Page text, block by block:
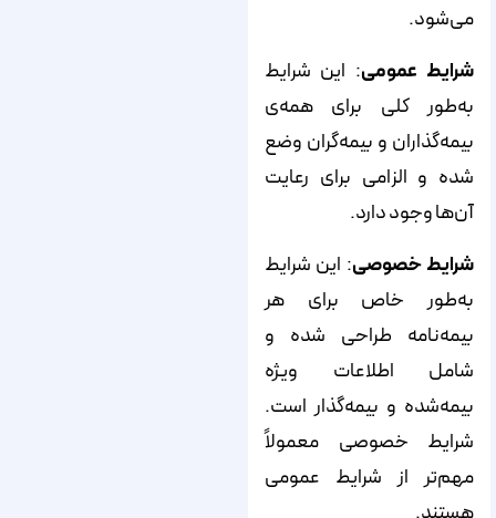
می‌شود.
شرایط عمومی: این شرایط
به‌طور کلی برای همه‌ی
بیمه‌گذاران و بیمه‌گران وضع
شده و الزامی برای رعایت
آن‌ها وجود دارد.
شرایط خصوصی: این شرایط
به‌طور خاص برای هر
بیمه‌نامه طراحی شده و
شامل اطلاعات ویژه
بیمه‌شده و بیمه‌گذار است.
شرایط خصوصی معمولاً
مهم‌تر از شرایط عمومی